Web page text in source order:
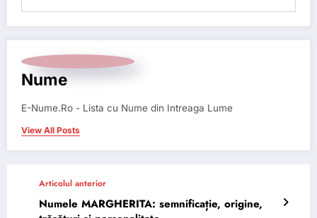
Nume
E-Nume.Ro - Lista cu Nume din Intreaga Lume
View All Posts
Articolul anterior
Numele MARGHERITA: semnificație, origine,